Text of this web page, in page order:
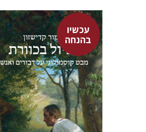
עכשיו
בהנחהמור קדישזון